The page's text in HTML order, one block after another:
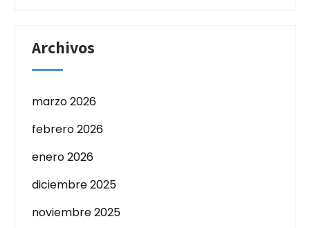
Archivos
marzo 2026
febrero 2026
enero 2026
diciembre 2025
noviembre 2025